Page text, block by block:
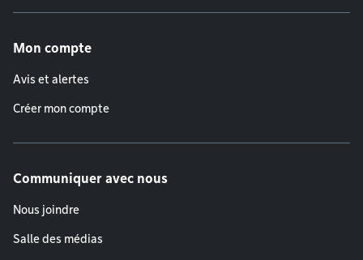
Mon compte
Avis et alertes
Créer mon compte
Communiquer avec nous
Nous joindre
Salle des médias